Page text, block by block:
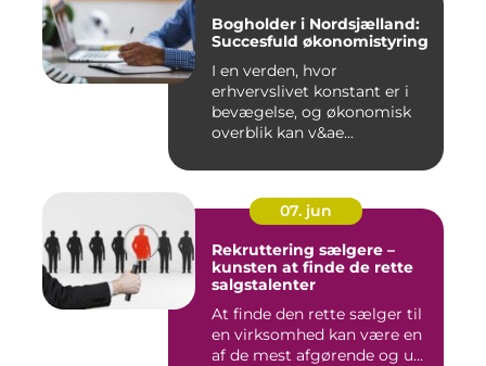
Bogholder i Nordsjælland:
Succesfuld økonomistyring
I en verden, hvor
erhvervslivet konstant er i
bevægelse, og økonomisk
overblik kan v&ae...
07. jun
Rekruttering sælgere –
kunsten at finde de rette
salgstalenter
At finde den rette sælger til
en virksomhed kan være en
af de mest afgørende og u...